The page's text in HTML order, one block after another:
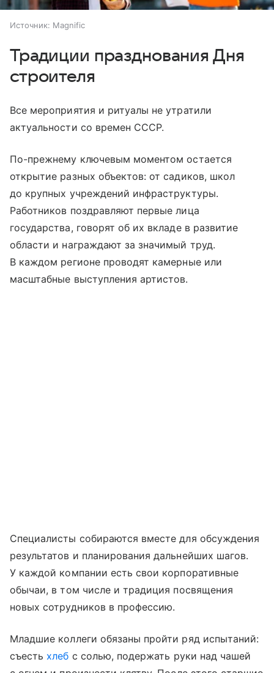
Источник: Magnific
Традиции празднования Дня
строителя
Все мероприятия и ритуалы не утратили
актуальности со времен СССР.
По-прежнему ключевым моментом остается
открытие разных объектов: от садиков, школ
до крупных учреждений инфраструктуры.
Работников поздравляют первые лица
государства, говорят об их вкладе в развитие
области и награждают за значимый труд.
В каждом регионе проводят камерные или
масштабные выступления артистов.
Специалисты собираются вместе для обсуждения
результатов и планирования дальнейших шагов.
У каждой компании есть свои корпоративные
обычаи, в том числе и традиция посвящения
новых сотрудников в профессию.
Младшие коллеги обязаны пройти ряд испытаний:
съесть хлеб с солью, подержать руки над чашей